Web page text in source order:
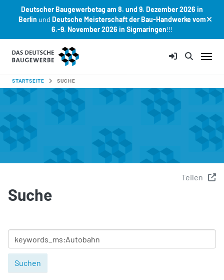
Deutscher Baugewerbetag am 8. und 9. Dezember 2026 in
Berlin und Deutsche Meisterschaft der Bau-Handwerke vom
6.-9. November 2026 in Sigmaringen!!!
Zum Hauptinhalt springen
SIE SIND HIER:
STARTSEITE SUCHE
Teilen
Suche